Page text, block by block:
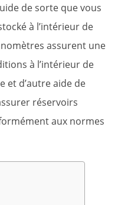
de sorte que vous
à l’intérieur de
assurent une
à l’intérieur de
et d’autre aide de
réservoirs
aux normes